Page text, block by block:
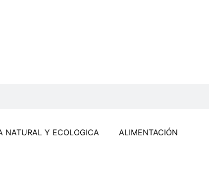
NATURAL Y ECOLOGICA ALIMENTACIÓN